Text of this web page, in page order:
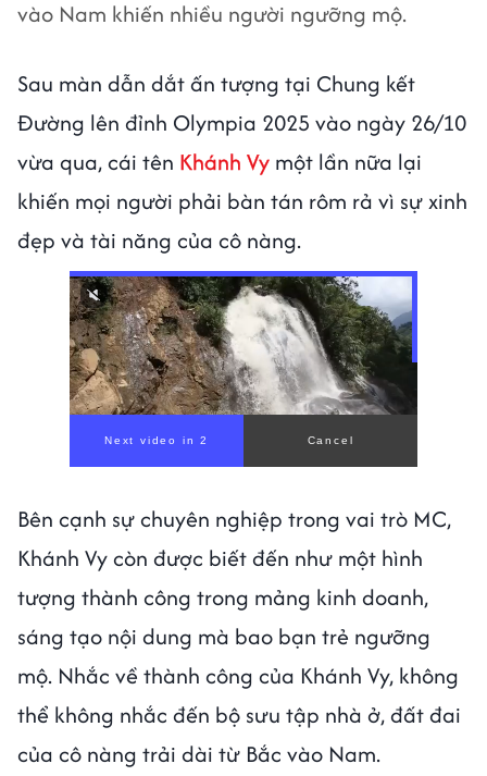
vào Nam khiến nhiều người ngưỡng mộ.
Sau màn dẫn dắt ấn tượng tại Chung kết
Đường lên đỉnh Olympia 2025 vào ngày 26/10
vừa qua, cái tên Khánh Vy một lần nữa lại
khiến mọi người phải bàn tán rôm rả vì sự xinh
đẹp và tài năng của cô nàng.
00:00/ 00:59
Bên cạnh sự chuyên nghiệp trong vai trò MC,
Khánh Vy còn được biết đến như một hình
tượng thành công trong mảng kinh doanh,
sáng tạo nội dung mà bao bạn trẻ ngưỡng
mộ. Nhắc về thành công của Khánh Vy, không
thể không nhắc đến bộ sưu tập nhà ở, đất đai
của cô nàng trải dài từ Bắc vào Nam.